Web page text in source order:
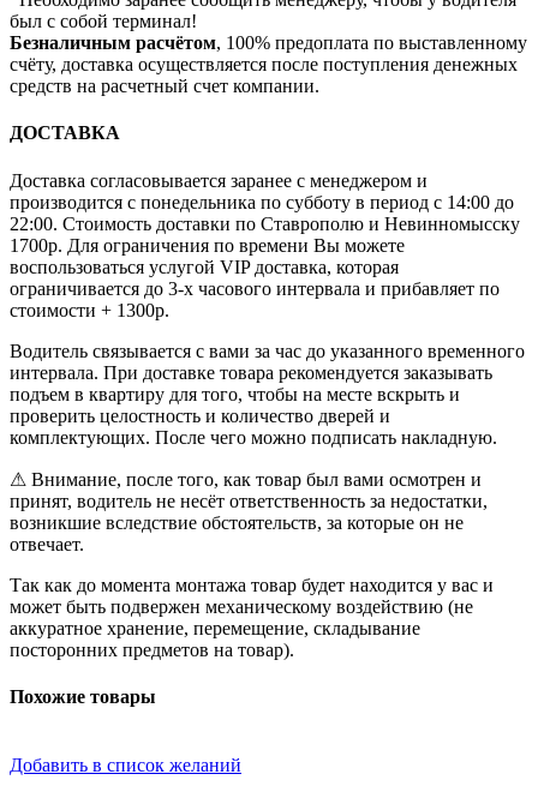
был с собой терминал!
Безналичным расчётом, 100% предоплата по выставленному
счёту, доставка осуществляется после поступления денежных
средств на расчетный счет компании.
ДОСТАВКА
Доставка согласовывается заранее с менеджером и
производится с понедельника по субботу в период с 14:00 до
22:00. Стоимость доставки по Ставрополю и Невинномысску
1700р. Для ограничения по времени Вы можете
воспользоваться услугой VIP доставка, которая
ограничивается до 3-х часового интервала и прибавляет по
стоимости + 1300р.
Водитель связывается с вами за час до указанного временного
интервала. При доставке товара рекомендуется заказывать
подъем в квартиру для того, чтобы на месте вскрыть и
проверить целостность и количество дверей и
комплектующих. После чего можно подписать накладную.
⚠ Внимание, после того, как товар был вами осмотрен и
принят, водитель не несёт ответственность за недостатки,
возникшие вследствие обстоятельств, за которые он не
отвечает.
Так как до момента монтажа товар будет находится у вас и
может быть подвержен механическому воздействию (не
аккуратное хранение, перемещение, складывание
посторонних предметов на товар).
Похожие товары
Добавить в список желаний